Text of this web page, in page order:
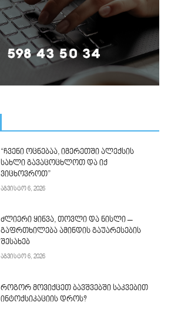
“ჩვენი ოცნებაა, იმერეთში ალექსის
სახლი გავაცოცხლოთ და იქ
ვიცხოვროთ”
აგვისტო 6, 2026
ძლიერი ყინვა, თოვლი და ნისლი –
გაფრთხილება ამინდის გაუარესების
შესახებ
აგვისტო 6, 2026
როგორ მოვიქცეთ ბავშვებში საკვებით
ინტოქსიკაციის დროს?